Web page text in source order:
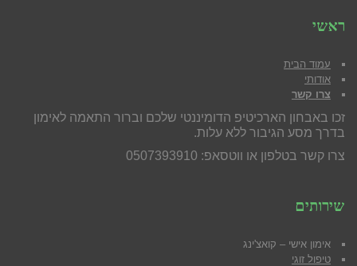
ראשי
עמוד הבית
אודותי
צרו קשר
זכו באבחון הארכיטיפ הדומיננטי שלכם וברור התאמה לאימון
בדרך מסע הגיבור ללא עלות.
צרו קשר בטלפון או ווטסאפ: 0507393910
שירותים
אימון אישי – קואצ'ינג
טיפול זוגי